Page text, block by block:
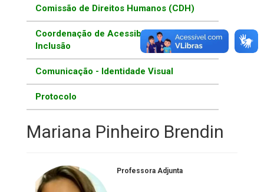
Comissão de Direitos Humanos (CDH)
Coordenação de Acessibilidade e
Inclusão
Comunicação - Identidade Visual
Protocolo
Mariana Pinheiro Brendin
Professora Adjunta